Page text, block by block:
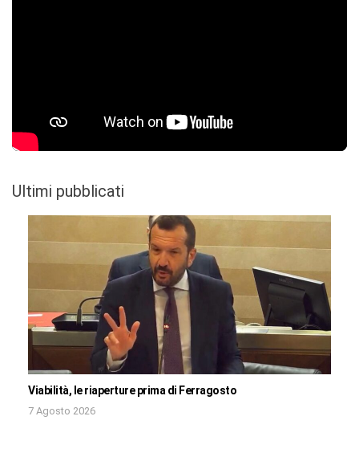
Ultimi pubblicati
Viabilità, le riaperture prima di Ferragosto
7 Agosto 2026